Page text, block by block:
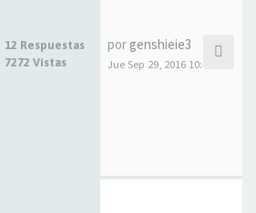
12 Respuestas
7272 Vistas
por genshieie3
Jue Sep 29, 2016 10:44